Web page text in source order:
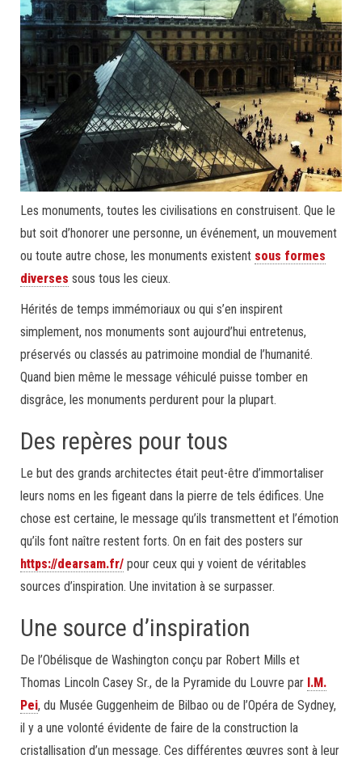
Les monuments, toutes les civilisations en construisent. Que le
but soit d’honorer une personne, un événement, un mouvement
ou toute autre chose, les monuments existent sous formes
diverses sous tous les cieux.
Hérités de temps immémoriaux ou qui s’en inspirent
simplement, nos monuments sont aujourd’hui entretenus,
préservés ou classés au patrimoine mondial de l’humanité.
Quand bien même le message véhiculé puisse tomber en
disgrâce, les monuments perdurent pour la plupart.
Des repères pour tous
Le but des grands architectes était peut-être d’immortaliser
leurs noms en les figeant dans la pierre de tels édifices. Une
chose est certaine, le message qu’ils transmettent et l’émotion
qu’ils font naître restent forts. On en fait des posters sur
https://dearsam.fr/ pour ceux qui y voient de véritables
sources d’inspiration. Une invitation à se surpasser.
Une source d’inspiration
De l’Obélisque de Washington conçu par Robert Mills et
Thomas Lincoln Casey Sr., de la Pyramide du Louvre par I.M.
Pei, du Musée Guggenheim de Bilbao ou de l’Opéra de Sydney,
il y a une volonté évidente de faire de la construction la
cristallisation d’un message. Ces différentes œuvres sont à leur